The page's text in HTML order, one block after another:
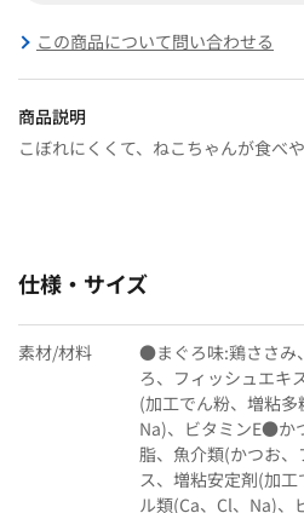
この商品について問い合わせる
商品説明
こぼれにくくて、ねこちゃんが食べ
仕様・サイズ
素材/材料
●まぐろ味:鶏ささみ
ろ、フィッシュエキ
(加工でん粉、増粘多
Na)、ビタミンE●か
脂、魚介類(かつお
ス、増粘安定剤(加
ル類(Ca、Cl、Na)、